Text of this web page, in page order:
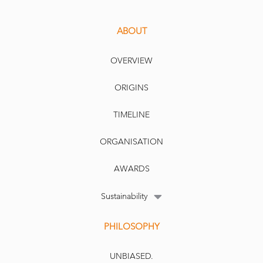
ABOUT
OVERVIEW
ORIGINS
TIMELINE
ORGANISATION
AWARDS
Sustainability
PHILOSOPHY
UNBIASED.